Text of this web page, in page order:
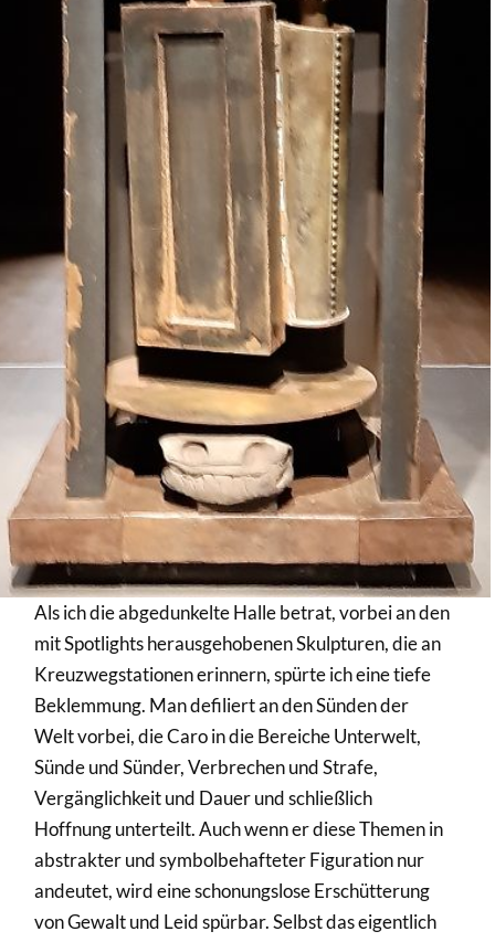
Als ich die abgedunkelte Halle betrat, vorbei an den
mit Spotlights herausgehobenen Skulpturen, die an
Kreuzwegstationen erinnern, spürte ich eine tiefe
Beklemmung. Man defiliert an den Sünden der
Welt vorbei, die Caro in die Bereiche Unterwelt,
Sünde und Sünder, Verbrechen und Strafe,
Vergänglichkeit und Dauer und schließlich
Hoffnung unterteilt. Auch wenn er diese Themen in
abstrakter und symbolbehafteter Figuration nur
andeutet, wird eine schonungslose Erschütterung
von Gewalt und Leid spürbar. Selbst das eigentlich